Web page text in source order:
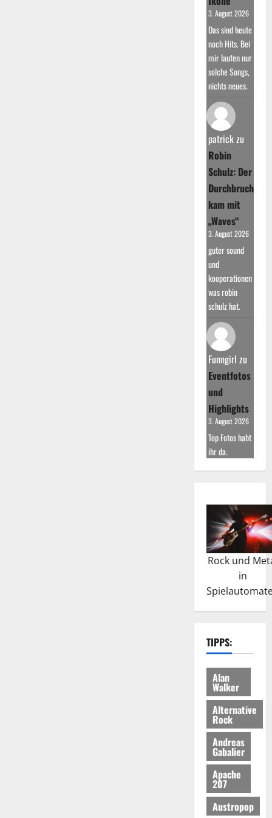
3. August 2026
Das sind heute
noch Hits. Bei
mir laufen nur
solche Songs,
nichts neues.
patrickzu
Robin
Schulz: Der
Durchbruch
kam mit
„Waves“
3. August 2026
guter sound
und
kooperationen
was robin
schulz hat.
Funngirl zu
Eventfotos
und
Highlights
3. August 2026
Top Fotos habt
ihr da.
Rock und
in
TIPPS:
Alan
Walker
Alternative
Rock
Andreas
Gabalier
Apache
207
Austropop